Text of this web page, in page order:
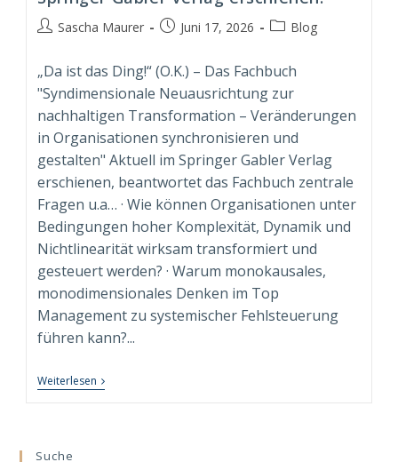
Beitrags-
Sascha Maurer
BeitragJuni 17, 2026
Beitrags-
Blog
„Da ist das Ding!“ (O.K.) – Das Fachbuch
"Syndimensionale Neuausrichtung zur
nachhaltigen Transformation – Veränderungen
in Organisationen synchronisieren und
gestalten" Aktuell im Springer Gabler Verlag
erschienen, beantwortet das Fachbuch zentrale
Fragen u.a… · Wie können Organisationen unter
Bedingungen hoher Komplexität, Dynamik und
Nichtlinearität wirksam transformiert und
gesteuert werden? · Warum monokausales,
monodimensionales Denken im Top
Management zu systemischer Fehlsteuerung
führen kann?...
Weiterlesen “Syndimensionale
Neuausrichtung
Suche